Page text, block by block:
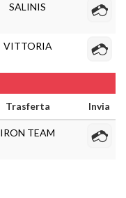
SALINIS
VITTORIA
Trasferta Invia
IRON TEAM